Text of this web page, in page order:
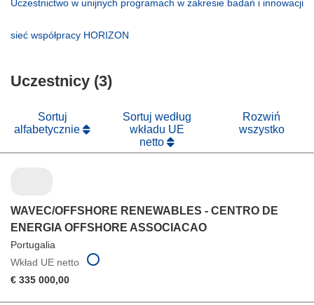
oknie)
Uczestnictwo w unijnych programach w zakresie badań i innowacji
otworzy
nowym
sieć współpracy HORIZON
Uczestnicy (3)
Sortuj
alfabetycznie
Sortuj według
wkładu UE
netto
Rozwiń
wszystko
WAVEC/OFFSHORE RENEWABLES - CENTRO DE
ENERGIA OFFSHORE ASSOCIACAO
Portugalia
Wkład UE netto
€ 335 000,00